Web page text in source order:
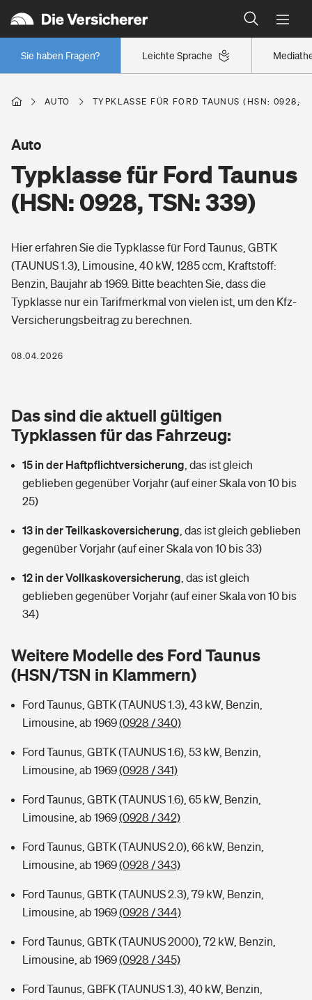
Leichte Sprache
Sie haben Fragen?
Wer versichert was: Jetzt Versicherer finden
Regionalklassen: So ist Ihre Region eingestuft
Wer versichert was: Jetzt Versicherer finden
Berufsunfähigkeitsversicherung
Erwerbsunfähigkeitsversicherung
Grundfähigkeitsversicherung
Arbeitsrechtsschutz
Berufshaftpflichtversicherung
Zur Übersicht
Tools
Wer versichert was: Jetzt Versicherer finden
Sie haben Fragen?
Wohnen
Elementarversicherung
Glasversicherung
Mietkautionsversicherung
Restkreditversicherung
Tools
Hochwasser-Check: Wie gefährdet ist Ihr Haus?
Sie haben Fragen?
Freizeit
Pri­vate Haft­pflicht­
Kinderunfall­ver­si­che­rung
Kinderinvalidität
Hundehalter-Haftpflicht
Handyversicherung
Private Cyberversicherung
Zur Übersicht
Kinderunfall-Check: Mehr Sicherheit für deine Kids
Typklassen: So ist Ihr Auto eingestuft
Sie haben Fragen?
Gesundheit
Private Krankenversicherung
Dread-Disease-Versicherung
Tierkrankenversicherung
Zur Übersicht
Tools
Wer versichert was: Jetzt Versicherer finden
Rentenrechner: Wie viel Geld bekomme ich im Alter?
AUTO TYPKLASSE FÜR FORD TAUNUS (HSN: 0928,
Typklasse für Ford Taunus
(HSN: 0928, TSN: 339)
Auto
Hier erfahren Sie die Typklasse für Ford Taunus, GBTK
(TAUNUS 1.3), Limousine, 40 kW, 1285 ccm, Kraftstoff:
Benzin, Baujahr ab 1969. Bitte beachten Sie, dass die
Typklasse nur ein Tarifmerkmal von vielen ist, um den Kfz-
Versicherungsbeitrag zu berechnen.
08.04.2026
Das sind die aktuell gültigen
Typklassen für das Fahrzeug:
15 in der Haftpflichtversicherung das ist gleich
geblieben gegenüber Vorjahr (auf einer Skala von 10 bis
25)
13 in der Teilkaskoversicherung das ist gleich geblieben
gegenüber Vorjahr (auf einer Skala von 10 bis 33)
12 in der Vollkaskoversicherung das ist gleich
geblieben gegenüber Vorjahr (auf einer Skala von 10 bis
34)
Weitere Modelle des Ford Taunus
(HSN/TSN in Klammern)
Ford Taunus, GBTK (TAUNUS 1.3), 43 kW, Benzin,
Limousine, ab 1969(0928 / 340)
Ford Taunus, GBTK (TAUNUS 1.6), 53 kW, Benzin,
Limousine, ab 1969(0928 / 341)
Ford Taunus, GBTK (TAUNUS 1.6), 65 kW, Benzin,
Limousine, ab 1969(0928 / 342)
Ford Taunus, GBTK (TAUNUS 2.0), 66 kW, Benzin,
Limousine, ab 1969(0928 / 343)
Ford Taunus, GBTK (TAUNUS 2.3), 79 kW, Benzin,
Limousine, ab 1969(0928 / 344)
Ford Taunus, GBTK (TAUNUS 2000), 72 kW, Benzin,
Limousine, ab 1969(0928 / 345)
Ford Taunus, GBFK (TAUNUS 1.3), 40 kW, Benzin,